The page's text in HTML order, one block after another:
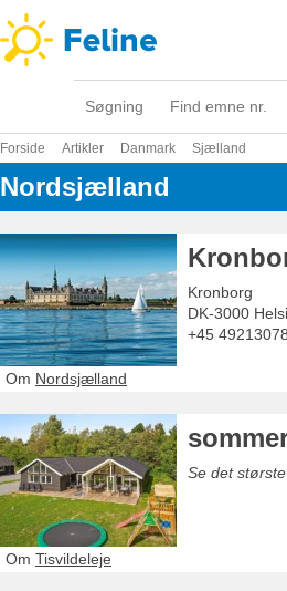
Søgning Find emne nr.
Forside Artikler Danmark Sjælland
Nordsjælland
Kronborg
DK-3000
+45 49213078
Om Nordsjælland
Se det
Om Tisvildeleje